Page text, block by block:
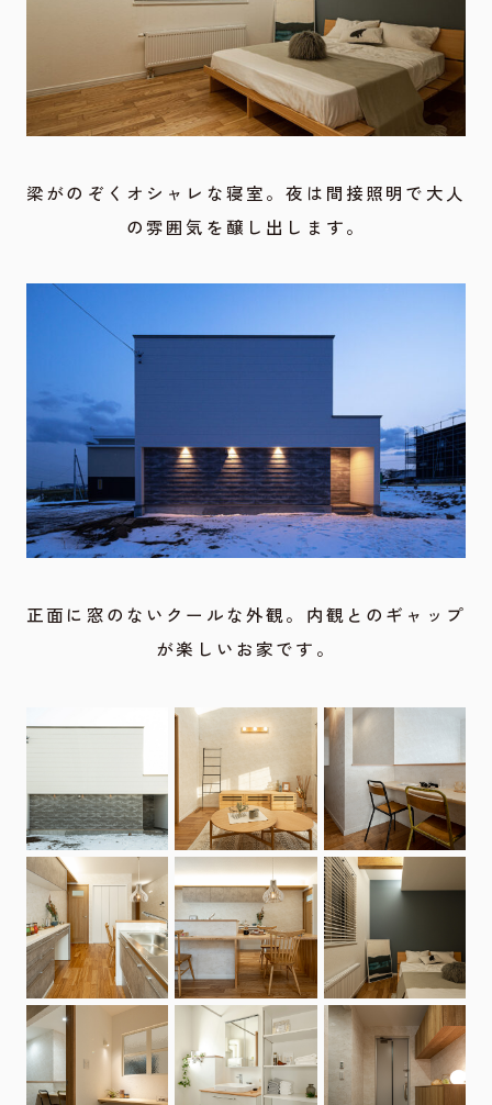
梁がのぞくオシャレな寝室。夜は間接照明で大人
の雰囲気を醸し出します。
正面に窓のないクールな外観。内観とのギャップ
が楽しいお家です。